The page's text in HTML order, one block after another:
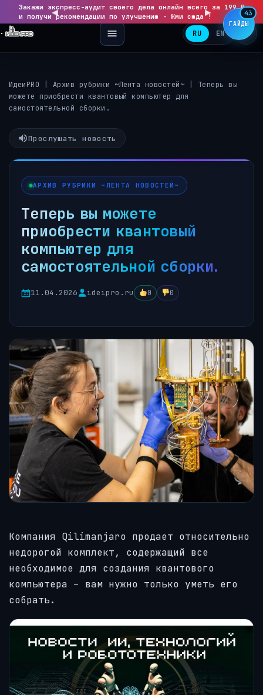
◀
Закажи экспресс-аудит своего дела онлайн всего за 199 ₽
и получи рекомендации по улучшению - Жми сюда !
▶
RU EN
ИдеиPRO Архив рубрики ~Лента новостей~
Теперь вы
можете приобрести квантовый компьютер для
самостоятельной сборки.
Прослушать новость
АРХИВ РУБРИКИ ~ЛЕНТА НОВОСТЕЙ~
Теперь вы можете
приобрести квантовый
компьютер для
самостоятельной сборки.
11.04.2026 ideipro.ru 0 0
Компания Qilimanjaro продает относительно
недорогой комплект, содержащий все
необходимое для создания квантового
компьютера – вам нужно только уметь его
собрать.
ГАЙДЫ
43